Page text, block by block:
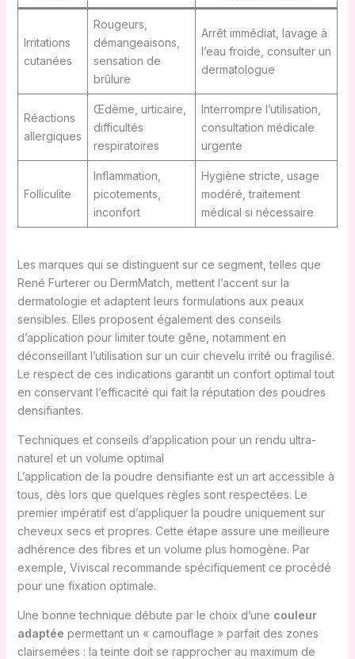
Irritations
cutanées
Rougeurs,
démangeaisons,
sensation de
brûlure
Arrêt immédiat, lavage à
l’eau froide, consulter un
dermatologue
Réactions
allergiques
Œdème, urticaire,
difficultés
respiratoires
Interrompre l’utilisation,
consultation médicale
urgente
Folliculite
Inflammation,
picotements,
inconfort
Hygiène stricte, usage
modéré, traitement
médical si nécessaire
Les marques qui se distinguent sur ce segment, telles que
René Furterer ou DermMatch, mettent l’accent sur la
dermatologie et adaptent leurs formulations aux peaux
sensibles. Elles proposent également des conseils
d’application pour limiter toute gêne, notamment en
déconseillant l’utilisation sur un cuir chevelu irrité ou fragilisé.
Le respect de ces indications garantit un confort optimal tout
en conservant l’efficacité qui fait la réputation des poudres
densifiantes.
Techniques et conseils d’application pour un rendu ultra-
naturel et un volume optimal
L’application de la poudre densifiante est un art accessible à
tous, dès lors que quelques règles sont respectées. Le
premier impératif est d’appliquer la poudre uniquement sur
cheveux secs et propres. Cette étape assure une meilleure
adhérence des fibres et un volume plus homogène. Par
exemple, Viviscal recommande spécifiquement ce procédé
pour une fixation optimale.
Une bonne technique débute par le choix d’une couleur
adaptée permettant un « camouflage » parfait des zones
clairsemées : la teinte doit se rapprocher au maximum de